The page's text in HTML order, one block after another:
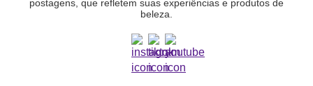
postagens, que refletem suas experiências e produtos de
beleza.